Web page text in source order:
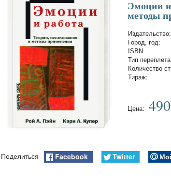
Эмоции и
методы
Издательство:
Город, год:
ISBN:
Тип
Количество
Тираж:
Цена: 490
Поделиться Facebook Twitter